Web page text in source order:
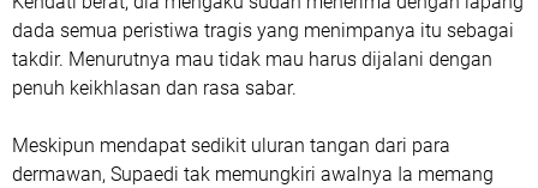
dada semua peristiwa tragis yang menimpanya itu sebagai
takdir. Menurutnya mau tidak mau harus dijalani dengan
penuh keikhlasan dan rasa sabar.
Meskipun mendapat sedikit uluran tangan dari para
dermawan, Supaedi tak memungkiri awalnya Ia memang